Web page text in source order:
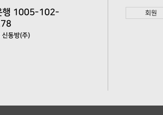
행 1005-102-
신동방(주)
회원